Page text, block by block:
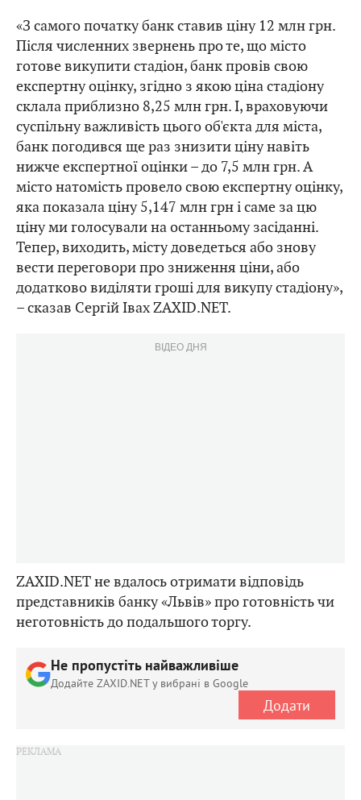
«З самого початку банк ставив ціну 12 млн грн.
Після численних звернень про те, що місто
готове викупити стадіон, банк провів свою
експертну оцінку, згідно з якою ціна стадіону
склала приблизно 8,25 млн грн. І, враховуючи
суспільну важливість цього об'єкта для міста,
банк погодився ще раз знизити ціну навіть
нижче експертної оцінки – до 7,5 млн грн. А
місто натомість провело свою експертну оцінку,
яка показала ціну 5,147 млн грн і саме за цю
ціну ми голосували на останньому засіданні.
Тепер, виходить, місту доведеться або знову
вести переговори про зниження ціни, або
додатково виділяти гроші для викупу стадіону»,
– сказав Сергій Івах ZAXID.NET.
ВІДЕО ДНЯ
ZAXID.NET не вдалось отримати відповідь
представників банку «Львів» про готовність чи
неготовність до подальшого торгу.
Не пропустіть найважливіше
Додайте ZAXID.NET у вибрані в Google
Додати